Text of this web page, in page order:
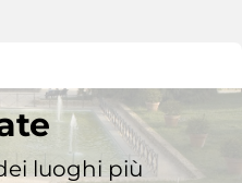
luoghi più